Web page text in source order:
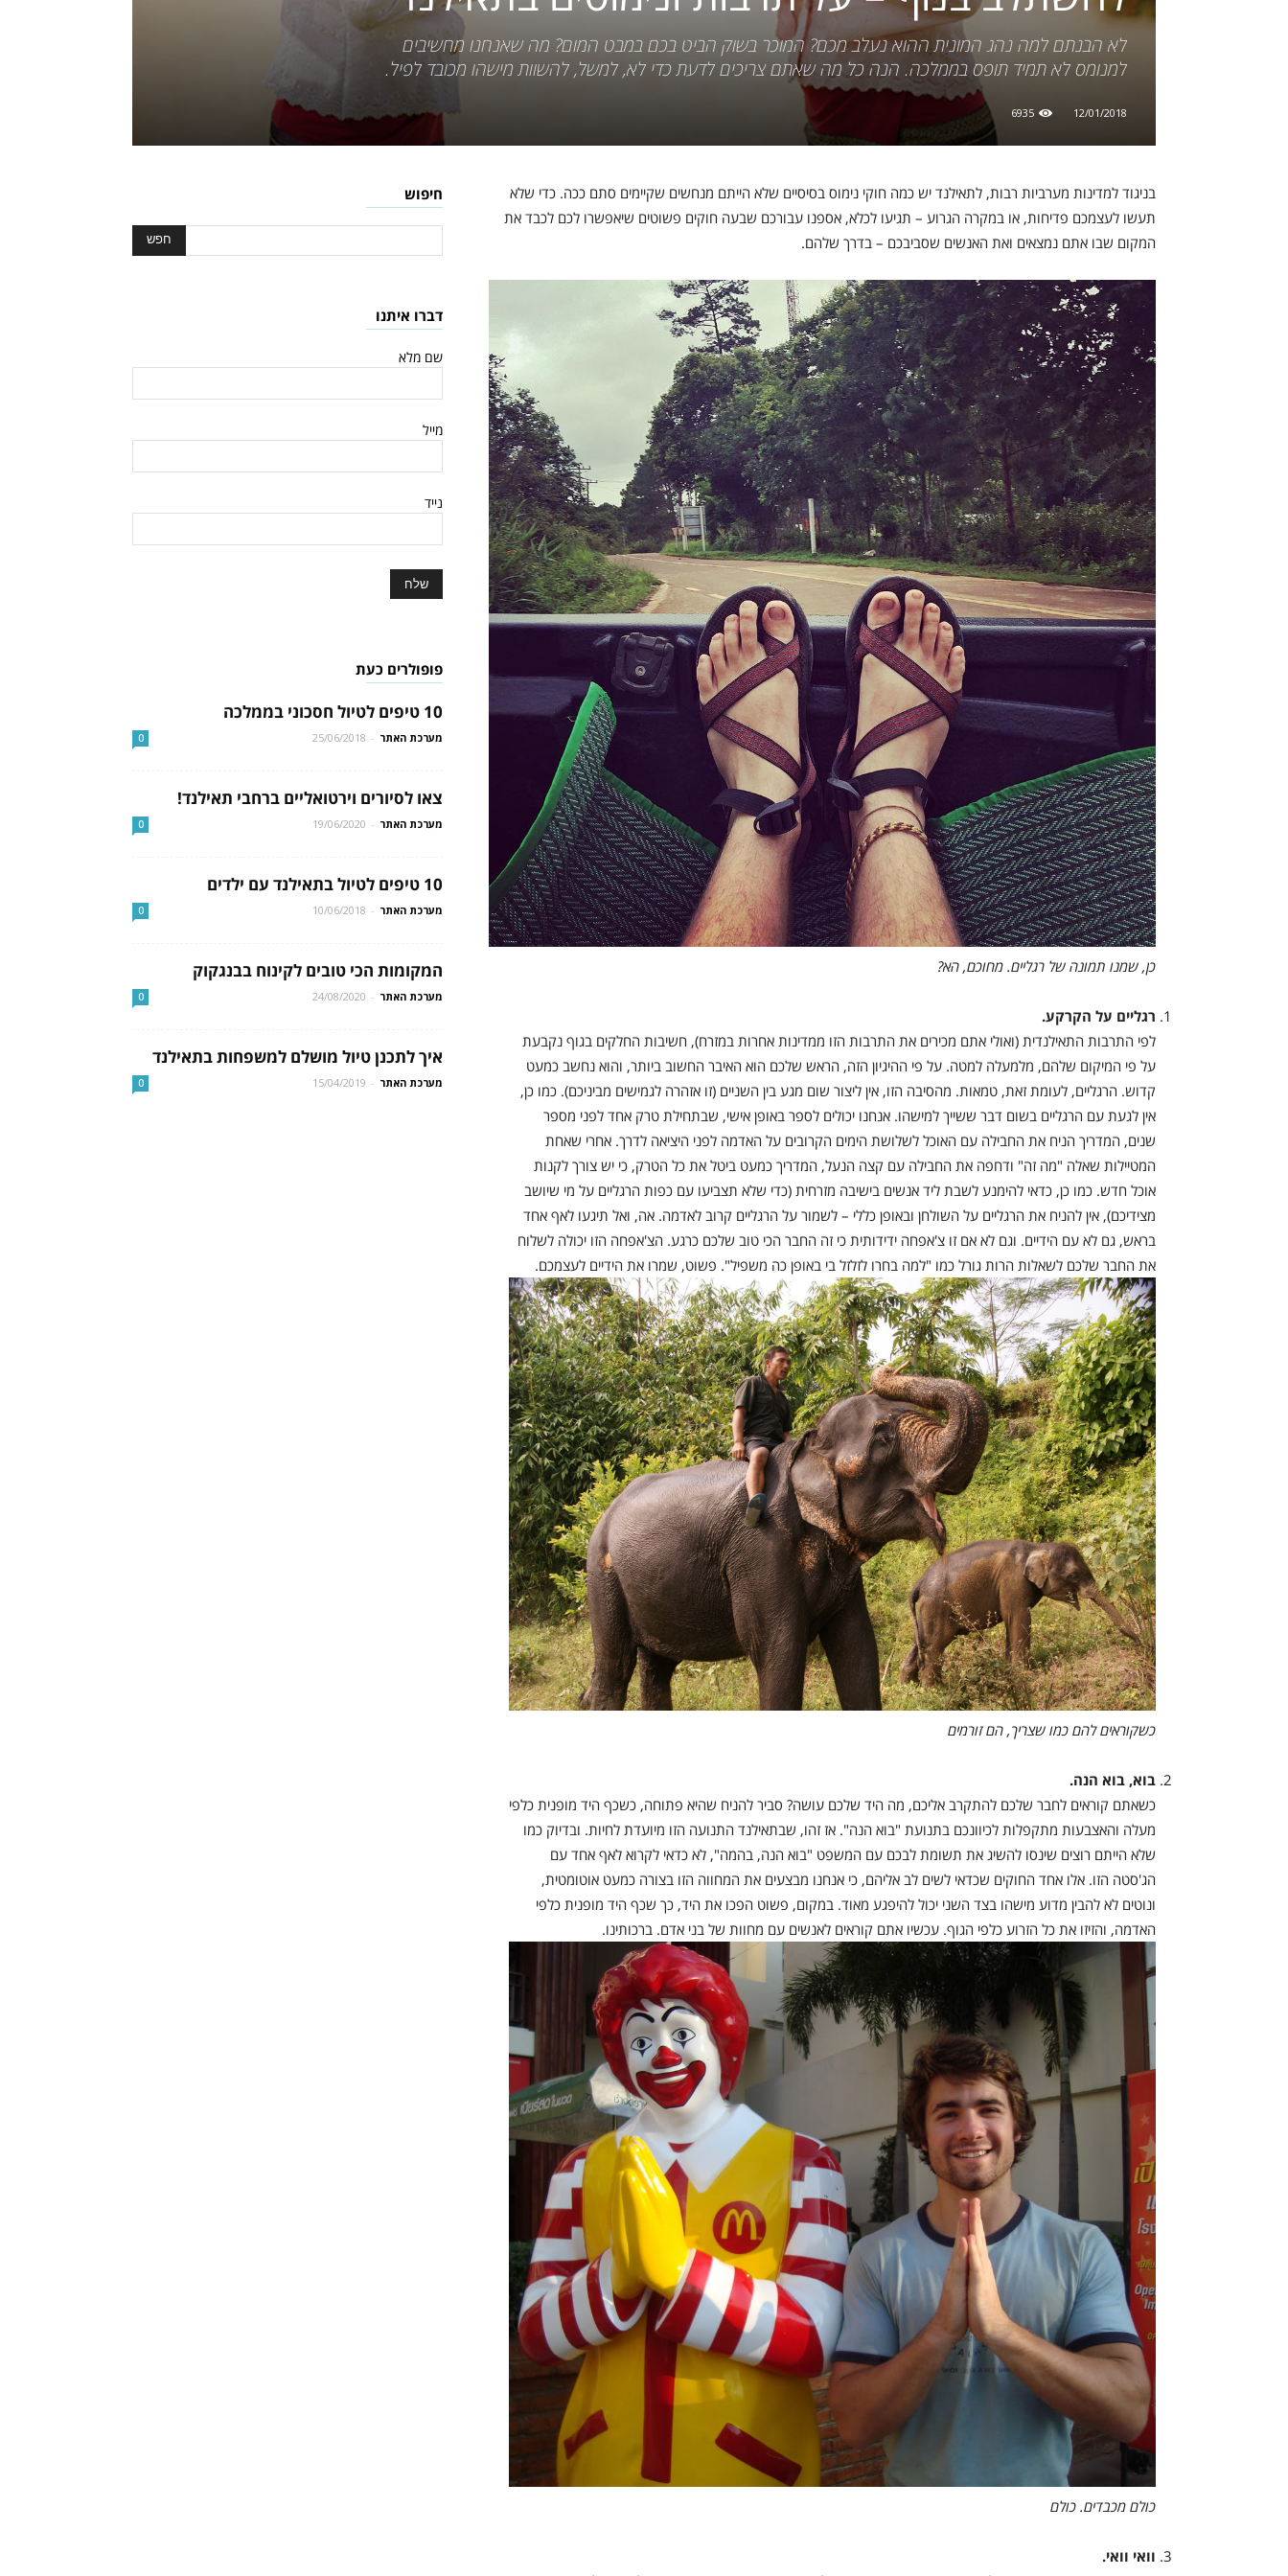
לא הבנתם למה נהג המונית ההוא נעלב מכם? המוכר בשוק הביט בכם במבט המום? מה שאנחנו מחשיבים
למנומס לא תמיד תופס בממלכה. הנה כל מה שאתם צריכים לדעת כדי לא, למשל, להשוות מישהו מכובד לפיל.
12/01/2018
6935
בניגוד למדינות מערביות רבות, לתאילנד יש כמה חוקי נימוס בסיסיים שלא הייתם מנחשים שקיימים סתם ככה. כדי שלא
תעשו לעצמכם פדיחות, או במקרה הגרוע – תגיעו לכלא, אספנו עבורכם שבעה חוקים פשוטים שיאפשרו לכם לכבד את
המקום שבו אתם נמצאים ואת האנשים שסביבכם – בדרך שלהם.
כן, שמנו תמונה של רגליים. מחוכם, הא?
רגליים על הקרקע.
לפי התרבות התאילנדית (ואולי אתם מכירים את התרבות הזו ממדינות אחרות במזרח), חשיבות החלקים בגוף נקבעת
על פי המיקום שלהם, מלמעלה למטה. על פי ההיגיון הזה, הראש שלכם הוא האיבר החשוב ביותר, והוא נחשב כמעט
קדוש. הרגליים, לעומת זאת, טמאות. מהסיבה הזו, אין ליצור שום מגע בין השניים (זו אזהרה לגמישים מביניכם). כמו כן,
אין לגעת עם הרגליים בשום דבר ששייך למישהו. אנחנו יכולים לספר באופן אישי, שבתחילת טרק אחד לפני מספר
שנים, המדריך הניח את החבילה עם האוכל לשלושת הימים הקרובים על האדמה לפני היציאה לדרך. אחרי שאחת
המטיילות שאלה "מה זה" ודחפה את החבילה עם קצה הנעל, המדריך כמעט ביטל את כל הטרק, כי יש צורך לקנות
אוכל חדש. כמו כן, כדאי להימנע לשבת ליד אנשים בישיבה מזרחית (כדי שלא תצביעו עם כפות הרגליים על מי שיושב
מצידיכם), אין להניח את הרגליים על השולחן ובאופן כללי – לשמור על הרגליים קרוב לאדמה. אה, ואל תיגעו לאף אחד
בראש, גם לא עם הידיים. וגם לא אם זו צ'אפחה ידידותית כי זה החבר הכי טוב שלכם כרגע. הצ'אפחה הזו יכולה לשלוח
את החבר שלכם לשאלות הרות גורל כמו "למה בחרו לזלזל בי באופן כה משפיל". פשוט, שמרו את הידיים לעצמכם.
כשקוראים להם כמו שצריך, הם זורמים
בוא, בוא הנה.
כשאתם קוראים לחבר שלכם להתקרב אליכם, מה היד שלכם עושה? סביר להניח שהיא פתוחה, כשכף היד מופנית כלפי
מעלה והאצבעות מתקפלות לכיוונכם בתנועת "בוא הנה". אז זהו, שבתאילנד התנועה הזו מיועדת לחיות. ובדיוק כמו
שלא הייתם רוצים שינסו להשיג את תשומת לבכם עם המשפט "בוא הנה, בהמה", לא כדאי לקרוא לאף אחד עם
הג'סטה הזו. אלו אחד החוקים שכדאי לשים לב אליהם, כי אנחנו מבצעים את המחווה הזו בצורה כמעט אוטומטית,
ונוטים לא להבין מדוע מישהו בצד השני יכול להיפגע מאוד. במקום, פשוט הפכו את היד, כך שכף היד מופנית כלפי
האדמה, והזיזו את כל הזרוע כלפי הגוף. עכשיו אתם קוראים לאנשים עם מחוות של בני אדם. ברכותינו.
כולם מכבדים. כולם
וואי וואי.
חיפוש
דברו איתנו
שם מלא
מייל
נייד
פופולרים כעת
10 טיפים לטיול חסכוני בממלכה
מערכת האתר -
25/06/2018
0
צאו לסיורים וירטואליים ברחבי תאילנד!
מערכת האתר -
19/06/2020
0
10 טיפים לטיול בתאילנד עם ילדים
מערכת האתר -
10/06/2018
0
המקומות הכי טובים לקינוח בבנגקוק
מערכת האתר -
24/08/2020
0
איך לתכנן טיול מושלם למשפחות בתאילנד
מערכת האתר -
15/04/2019
0